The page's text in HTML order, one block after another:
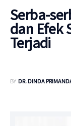
Serba-
dan Efek
Terjadi
BY DR. DINDA